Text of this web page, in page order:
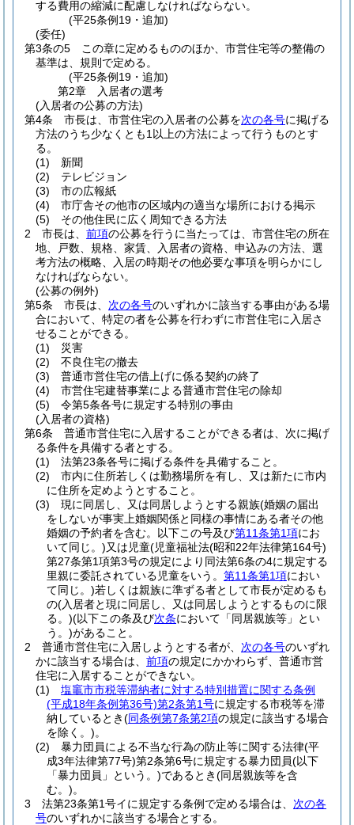
する費用の縮減に配慮しなければならない。
(平25条例19・追加)
(委任)
第3条の5
この章に定めるもののほか、市営住宅等の整備の
基準は、規則で定める。
(平25条例19・追加)
第2章
入居者の選考
(入居者の公募の方法)
第4条
市長は、市営住宅の入居者の公募を次の各号に掲げる
方法のうち少なくとも1以上の方法によって行うものとす
る。
(1)
新聞
(2)
テレビジョン
(3)
市の広報紙
(4)
市庁舎その他市の区域内の適当な場所における掲示
(5)
その他住民に広く周知できる方法
2
市長は、 前項の公募を行うに当たっては、市営住宅の所在
地、戸数、規格、家賃、入居者の資格、申込みの方法、選
考方法の概略、入居の時期その他必要な事項を明らかにし
なければならない。
(公募の例外)
第5条
市長は、 次の各号のいずれかに該当する事由がある場
合において、特定の者を公募を行わずに市営住宅に入居さ
せることができる。
(1)
災害
(2)
不良住宅の撤去
(3)
普通市営住宅の借上げに係る契約の終了
(4)
市営住宅建替事業による普通市営住宅の除却
(5)
令第5条各号に規定する特別の事由
(入居者の資格)
第6条
普通市営住宅に入居することができる者は、次に掲げ
る条件を具備する者とする。
(1)
法第23条各号に掲げる条件を具備すること。
(2)
市内に住所若しくは勤務場所を有し、又は新たに市内
に住所を定めようとすること。
(3)
現に同居し、又は同居しようとする親族(婚姻の届出
をしないが事実上婚姻関係と同様の事情にある者その他
婚姻の予約者を含む。以下この号及び第11条第1項にお
いて同じ。)又は児童(児童福祉法(昭和22年法律第164号)
第27条第1項第3号の規定により同法第6条の4に規定する
里親に委託されている児童をいう。 第11条第1項におい
て同じ。)若しくは親族に準ずる者として市長が定めるも
の(入居者と現に同居し、又は同居しようとするものに限
る。)(以下この条及び次条において「同居親族等」とい
う。)があること。
2
普通市営住宅に入居しようとする者が、 次の各号のいずれ
かに該当する場合は、 前項の規定にかかわらず、普通市営
住宅に入居することができない。
(1)
塩竈市市税等滞納者に対する特別措置に関する条例
(平成18年条例第36号)第2条第1号に規定する市税等を滞
納しているとき(同条例第7条第2項の規定に該当する場合
を除く。)。
(2)
暴力団員による不当な行為の防止等に関する法律(平
成3年法律第77号)第2条第6号に規定する暴力団員(以下
「暴力団員」という。)であるとき(同居親族等を含
む。)。
3
法第23条第1号イに規定する条例で定める場合は、 次の各
号のいずれかに該当する場合とする。